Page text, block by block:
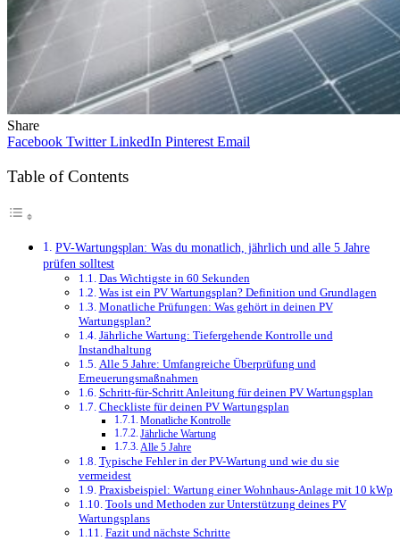
Share
Facebook Twitter LinkedIn Pinterest Email
Table of Contents
PV-Wartungsplan: Was du monatlich, jährlich und alle 5 Jahre
prüfen solltest
Das Wichtigste in 60 Sekunden
Was ist ein PV Wartungsplan? Definition und Grundlagen
Monatliche Prüfungen: Was gehört in deinen PV
Wartungsplan?
Jährliche Wartung: Tiefergehende Kontrolle und
Instandhaltung
Alle 5 Jahre: Umfangreiche Überprüfung und
Erneuerungsmaßnahmen
Schritt-für-Schritt Anleitung für deinen PV Wartungsplan
Checkliste für deinen PV Wartungsplan
Monatliche Kontrolle
Jährliche Wartung
Alle 5 Jahre
Typische Fehler in der PV-Wartung und wie du sie
vermeidest
Praxisbeispiel: Wartung einer Wohnhaus-Anlage mit 10 kWp
Tools und Methoden zur Unterstützung deines PV
Wartungsplans
Fazit und nächste Schritte